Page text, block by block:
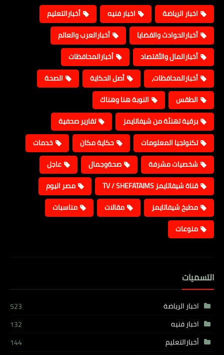
اخبار الرياضة اخبار فنيه
أخبارالتعليم
أخبارالحوادث والقضايا
أخبارالعرب والعالم
أخبارالمال والأقتصاد
أخبارالمحافظات
أخبارالمحافظات،
أصل الحكاية
الصحة
الطقس
النوبة هنا وهناك
برقية تهنئة من شيفاتايمز
تقارير صحفية
تكنولجيا المعلومات
حكاية مكان
خدمات
شخصيات مشرفة
صحةوجمال
عاجل
قناة شيفاتايمز TV / SHEFATAIMS
مصر اليوم
مطبخ شيفاتايمز
مقالات
مناسبات
منوعات
التسميات
اخبار الرياضة
523
اخبار فنيه
132
أخبارالتعليم
144